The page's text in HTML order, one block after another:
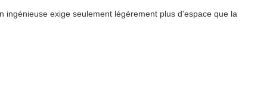
ingénieuse exige seulement légèrement plus d'espace que la